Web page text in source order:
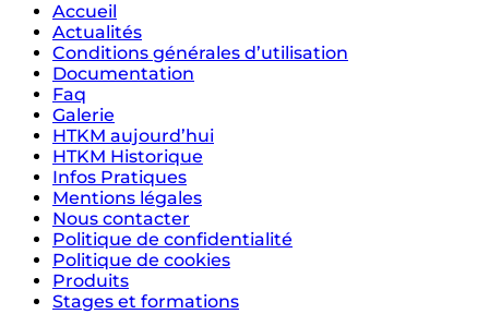
Accueil
Actualités
Conditions générales d’utilisation
Documentation
Faq
Galerie
HTKM aujourd’hui
HTKM Historique
Infos Pratiques
Mentions légales
Nous contacter
Politique de confidentialité
Politique de cookies
Produits
Stages et formations